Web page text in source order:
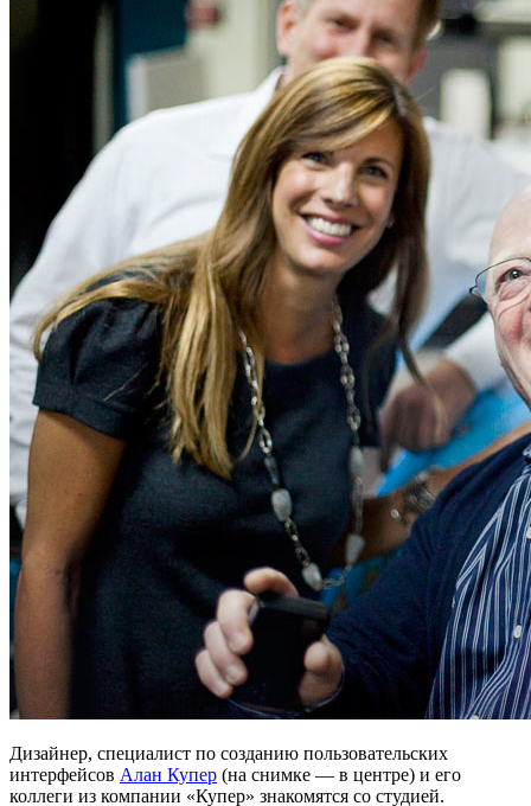
Дизайнер, специалист по созданию пользовательских
интерфейсов Алан Купер (на снимке — в центре) и его
коллеги из компании «Купер» знакомятся со студией.